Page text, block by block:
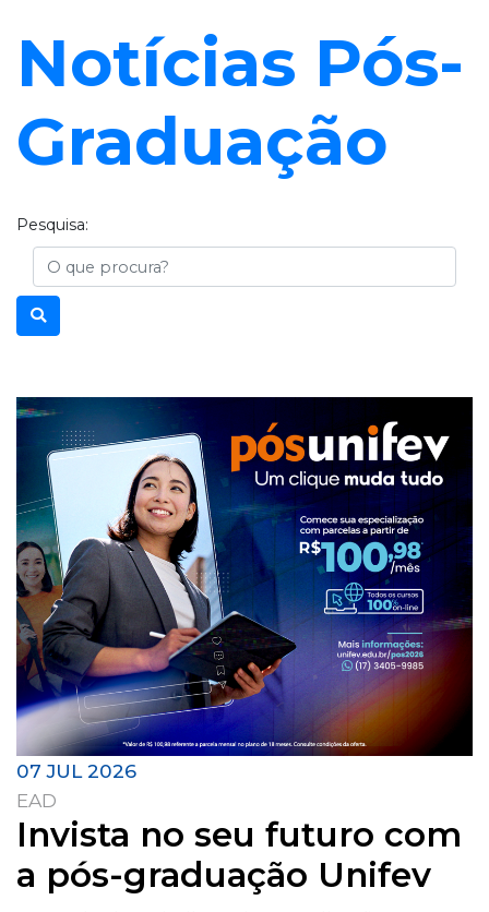
Notícias Pós-
Graduação
Pesquisa:
Busca
07 JUL 2026
EAD
Invista no seu futuro com
a pós-graduação Unifev